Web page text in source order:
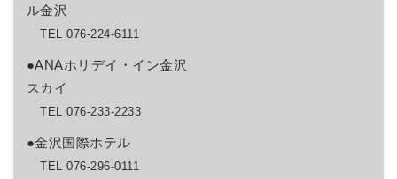
ル金沢
TEL 076-224-6111
●ANAホリデイ・イン金沢
スカイ
TEL 076-233-2233
●金沢国際ホテル
TEL 076-296-0111